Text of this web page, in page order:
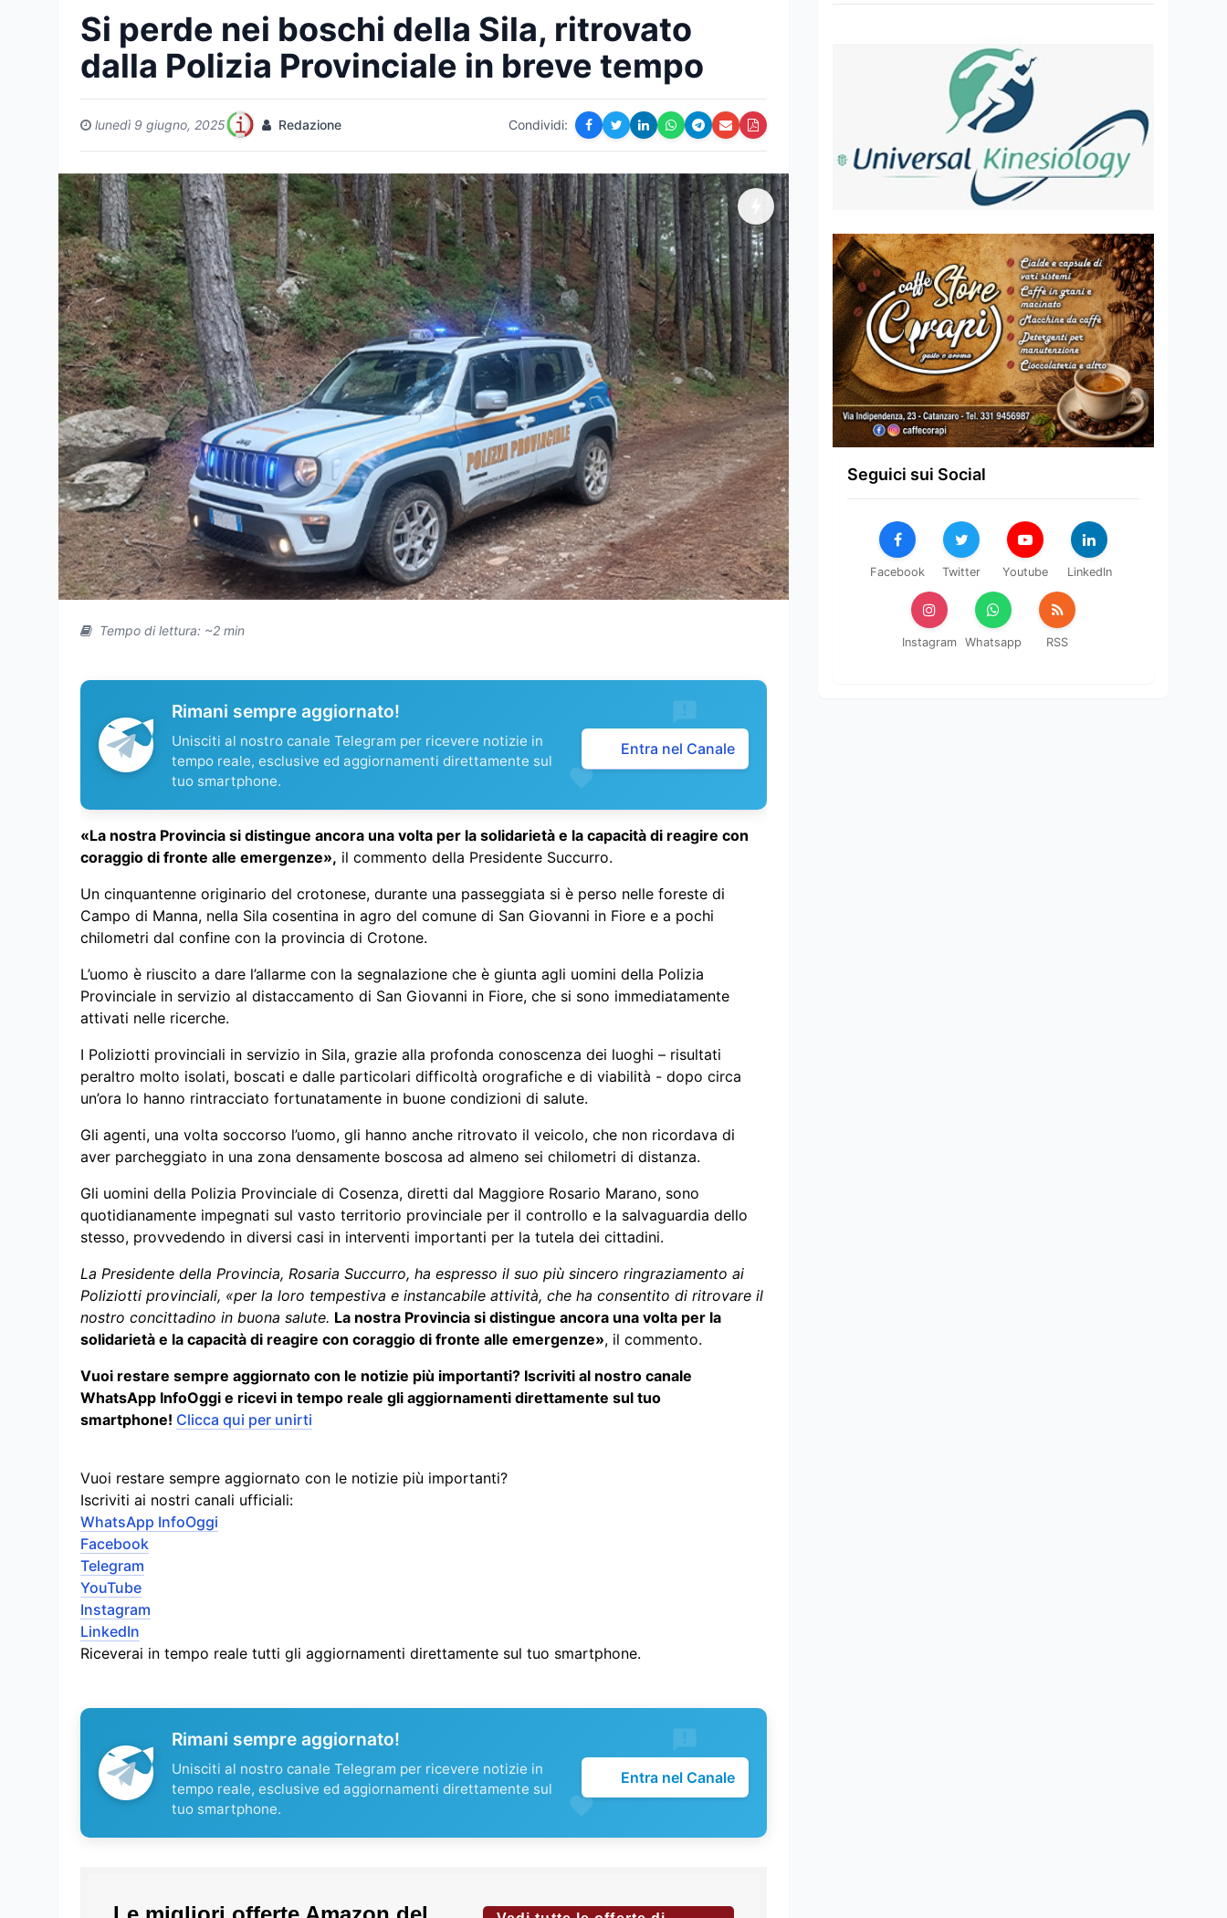
Si perde nei boschi della Sila, ritrovato
dalla Polizia Provinciale in breve tempo
lunedì 9 giugno, 2025 Redazione Condividi:
Tempo di lettura: ~2 min
Rimani sempre aggiornato!
Unisciti al nostro canale Telegram per ricevere notizie in
tempo reale, esclusive ed aggiornamenti direttamente sul
tuo smartphone.
Entra nel Canale
«La nostra Provincia si distingue ancora una volta per la solidarietà e la capacità di reagire con
coraggio di fronte alle emergenze», il commento della Presidente Succurro.
Un cinquantenne originario del crotonese, durante una passeggiata si è perso nelle foreste di
Campo di Manna, nella Sila cosentina in agro del comune di San Giovanni in Fiore e a pochi
chilometri dal confine con la provincia di Crotone.
L’uomo è riuscito a dare l’allarme con la segnalazione che è giunta agli uomini della Polizia
Provinciale in servizio al distaccamento di San Giovanni in Fiore, che si sono immediatamente
attivati nelle ricerche.
I Poliziotti provinciali in servizio in Sila, grazie alla profonda conoscenza dei luoghi – risultati
peraltro molto isolati, boscati e dalle particolari difficoltà orografiche e di viabilità - dopo circa
un’ora lo hanno rintracciato fortunatamente in buone condizioni di salute.
Gli agenti, una volta soccorso l’uomo, gli hanno anche ritrovato il veicolo, che non ricordava di
aver parcheggiato in una zona densamente boscosa ad almeno sei chilometri di distanza.
Gli uomini della Polizia Provinciale di Cosenza, diretti dal Maggiore Rosario Marano, sono
quotidianamente impegnati sul vasto territorio provinciale per il controllo e la salvaguardia dello
stesso, provvedendo in diversi casi in interventi importanti per la tutela dei cittadini.
La Presidente della Provincia, Rosaria Succurro, ha espresso il suo più sincero ringraziamento ai
Poliziotti provinciali, «per la loro tempestiva e instancabile attività, che ha consentito di ritrovare il
nostro concittadino in buona salute. La nostra Provincia si distingue ancora una volta per la
solidarietà e la capacità di reagire con coraggio di fronte alle emergenze», il commento.
Vuoi restare sempre aggiornato con le notizie più importanti? Iscriviti al nostro canale
WhatsApp InfoOggi e ricevi in tempo reale gli aggiornamenti direttamente sul tuo
smartphone! Clicca qui per unirti
Vuoi restare sempre aggiornato con le notizie più importanti?
Iscriviti ai nostri canali ufficiali:
WhatsApp InfoOggi
Facebook
Telegram
YouTube
Instagram
LinkedIn
Riceverai in tempo reale tutti gli aggiornamenti direttamente sul tuo smartphone.
Rimani sempre aggiornato!
Unisciti al nostro canale Telegram per ricevere notizie in
tempo reale, esclusive ed aggiornamenti direttamente sul
tuo smartphone.
Entra nel Canale
Seguici sui Social
Facebook Twitter Youtube LinkedIn
Instagram Whatsapp RSS